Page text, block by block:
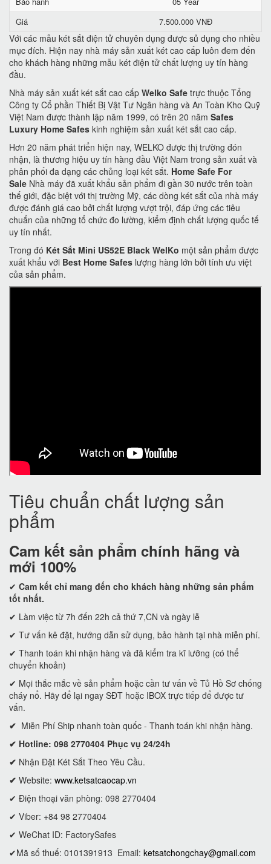
Giá
7.500.000 VNĐ
Với các mẫu két sắt điện tử chuyên dụng được sủ dụng cho nhiều
mục đích. Hiện nay nhà máy sản xuất két cao cấp luôn đem đến
cho khách hàng những mẫu két điện tử chất lượng uy tín hàng
đầu.
Nhà máy sản xuất két sắt cao cấp Welko Safe trực thuộc Tổng
Công ty Cổ phần Thiết Bị Vật Tư Ngân hàng và An Toàn Kho Quỹ
Việt Nam được thành lập năm 1999, có trên 20 năm Safes
Luxury Home Safes kinh nghiệm sản xuất két sắt cao cấp.
Hơn 20 năm phát triển hiện nay, WELKO được thị trường đón
nhận, là thương hiệu uy tín hàng đầu Việt Nam trong sản xuất và
phân phối đa dạng các chủng loại két sắt. Home Safe For
Sale Nhà máy đã xuất khẩu sản phẩm đi gần 30 nước trên toàn
thế giới, đặc biệt với thị trường Mỹ, các dòng két sắt của nhà máy
được đánh giá cao bởi chất lượng vượt trội, đáp ứng các tiêu
chuẩn của những tổ chức đo lường, kiểm định chất lượng quốc tế
uy tín nhất.
Trong đó Két Sắt Mini US52E Black WelKo một sản phẩm được
xuất khẩu với Best Home Safes lượng hàng lớn bởi tính ưu việt
của sản phẩm.
Tiêu chuẩn chất lượng sản
phẩm
Cam kết sản phẩm chính hãng và
mới 100%
✔ Cam kết chỉ mang đến cho khách hàng những sản phẩm
tốt nhất.
✔ Làm việc từ 7h đến 22h cả thứ 7,CN và ngày lễ
✔ Tư vấn kê đặt, hướng dẫn sử dụng, bảo hành tại nhà miễn phí.
✔ Thanh toán khi nhận hàng và đã kiểm tra kĩ lưỡng (có thể
chuyển khoản)
✔ Mọi thắc mắc về sản phẩm hoặc cần tư vấn về Tủ Hồ Sơ chống
cháy nổ. Hãy để lại ngay SĐT hoặc IBOX trực tiếp để được tư
vấn.
✔ Miễn Phí Ship nhanh toàn quốc - Thanh toán khi nhận hàng.
✔ Hotline: 098 2770404 Phục vụ 24/24h
✔ Nhận Đặt Két Sắt Theo Yêu Cầu.
✔ Website: www.ketsatcaocap.vn
✔ Điện thoại văn phòng: 098 2770404
✔ Viber: +84 98 2770404
✔ WeChat ID: FactorySafes
✔Mã số thuế: 0101391913 Email: ketsatchongchay@gmail.com